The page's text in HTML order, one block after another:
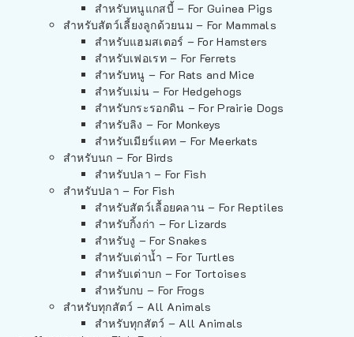
สำหรับหนูแกสบี้ – For Guinea Pigs
สำหรับสัตว์เลี้ยงลูกด้วยนม – For Mammals
สำหรับแฮมสเตอร์ – For Hamsters
สำหรับเฟอเรท – For Ferrets
สำหรับหนู – For Rats and Mice
สำหรับเม่น – For Hedgehogs
สำหรับกระรอกดิน – For Prairie Dogs
สำหรับลิง – For Monkeys
สำหรับเมียร์แคท – For Meerkats
สำหรับนก – For Birds
สำหรับปลา – For Fish
สำหรับปลา – For Fish
สำหรับสัตว์เลื้อยคลาน – For Reptiles
สำหรับกิ้งก่า – For Lizards
สำหรับงู – For Snakes
สำหรับเต่าน้ำ – For Turtles
สำหรับเต่าบก – For Tortoises
สำหรับกบ – For Frogs
สำหรับทุกสัตว์ – All Animals
สำหรับทุกสัตว์ – All Animals